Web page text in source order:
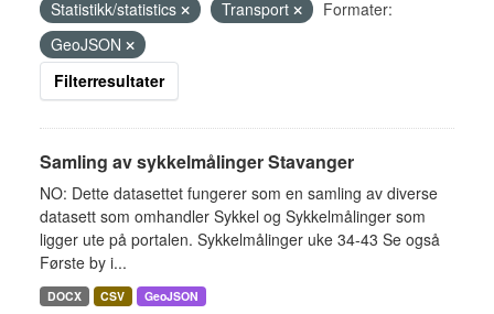
Statistikk/statistics
Transport
Formater:
GeoJSON
Filterresultater
Samling av sykkelmålinger Stavanger
NO: Dette datasettet fungerer som en samling av diverse
datasett som omhandler Sykkel og Sykkelmålinger som
ligger ute på portalen. Sykkelmålinger uke 34-43 Se også
Første by i...
DOCX CSV GeoJSON